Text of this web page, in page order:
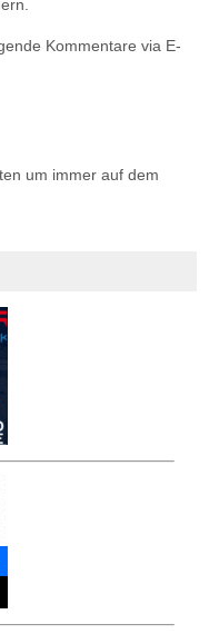
Kommentare via E-
um immer auf dem